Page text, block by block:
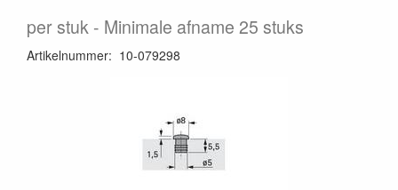
per stuk Minimale afname 25 stuks
Artikelnummer: 10-079298